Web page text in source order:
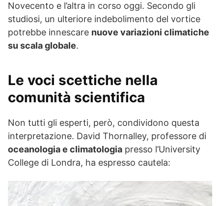
Novecento e l’altra in corso oggi. Secondo gli
studiosi, un ulteriore indebolimento del vortice
potrebbe innescare nuove variazioni climatiche
su scala globale.
Le voci scettiche nella
comunità scientifica
Non tutti gli esperti, però, condividono questa
interpretazione. David Thornalley, professore di
oceanologia e climatologia presso l’University
College di Londra, ha espresso cautela: